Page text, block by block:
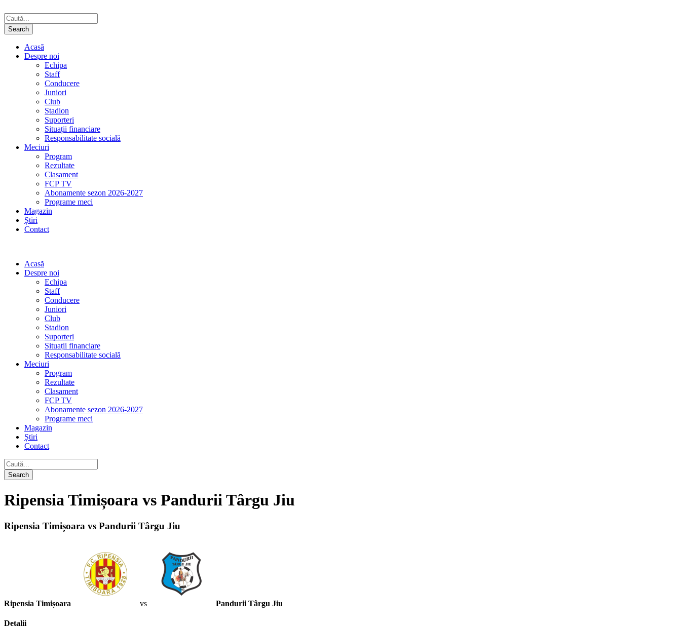
Acasă
Despre noi
Echipa
Staff
Conducere
Juniori
Club
Stadion
Suporteri
Situații financiare
Responsabilitate socială
Meciuri
Program
Rezultate
Clasament
FCP TV
Abonamente sezon 2026-2027
Programe meci
Magazin
Știri
Contact
Acasă
Despre noi
Echipa
Staff
Conducere
Juniori
Club
Stadion
Suporteri
Situații financiare
Responsabilitate socială
Meciuri
Program
Rezultate
Clasament
FCP TV
Abonamente sezon 2026-2027
Programe meci
Magazin
Știri
Contact
Ripensia Timișoara vs Pandurii Târgu Jiu
Ripensia Timișoara vs Pandurii Târgu Jiu
Ripensia Timișoara vs Pandurii Târgu Jiu
Detalii